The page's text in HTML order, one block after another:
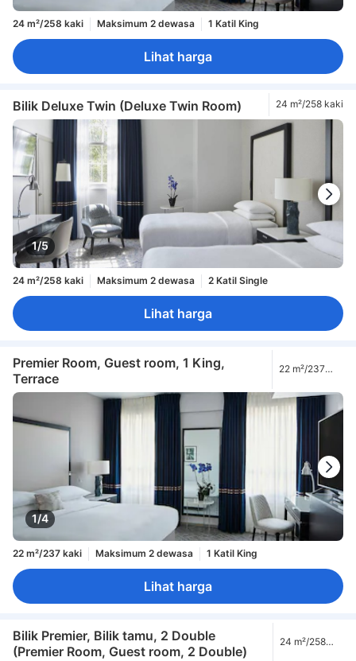
24 m²/258 kaki Maksimum 2 dewasa 1 Katil King
Lihat harga
Bilik Deluxe Twin (Deluxe Twin Room) 24 m²/258 kaki
1/5
24 m²/258 kaki Maksimum 2 dewasa 2 Katil Single
Lihat harga
Premier Room, Guest room, 1 King,
Terrace
22 m²/237
1/4
22 m²/237 kaki Maksimum 2 dewasa 1 Katil King
Lihat harga
Bilik Premier, Bilik tamu, 2 Double
(Premier Room, Guest room, 2 Double)
24 m²/258